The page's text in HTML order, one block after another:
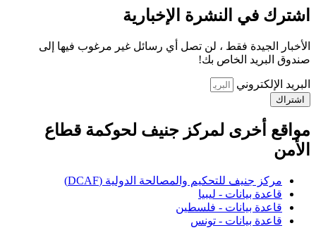
اشترك في النشرة الإخبارية
الأخبار الجيدة فقط ، لن تصل أي رسائل غير مرغوب فيها إلى
صندوق البريد الخاص بك!
البريد الإلكتروني
اشتراك
مواقع أخرى لمركز جنيف لحوكمة قطاع
الأمن
مركز جنيف للتحكيم والمصالحة الدولية (DCAF)
قاعدة بيانات - ليبيا
قاعدة بيانات - فلسطين
قاعدة بيانات - تونس